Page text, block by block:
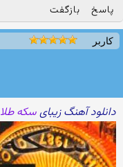
پاسخ بازگفت
کاربر
دانلود آهنگ زیبایسکه طلا